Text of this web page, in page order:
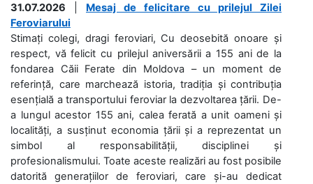
31.07.2026
Mesaj de felicitare cu prilejul Zilei
Feroviarului
Stimați colegi, dragi feroviari, Cu deosebită onoare și
respect, vă felicit cu prilejul aniversării a 155 ani de la
fondarea Căii Ferate din Moldova – un moment de
referință, care marchează istoria, tradiția și contribuția
esențială a transportului feroviar la dezvoltarea țării. De-
a lungul acestor 155 ani, calea ferată a unit oameni și
localități, a susținut economia țării și a reprezentat un
simbol al responsabilității, disciplinei și
profesionalismului. Toate aceste realizări au fost posibile
datorită generațiilor de feroviari, care și-au dedicat